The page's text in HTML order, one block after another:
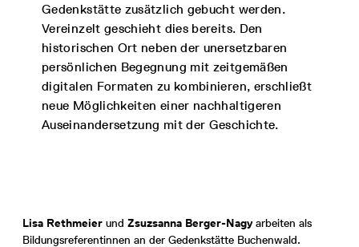
Gedenkstätte zusätzlich gebucht werden.
Vereinzelt geschieht dies bereits. Den
historischen Ort neben der unersetzbaren
persönlichen Begegnung mit zeitgemäßen
digitalen Formaten zu kombinieren, erschließt
neue Möglichkeiten einer nachhaltigeren
Auseinandersetzung mit der Geschichte.
Lisa Rethmeier und Zsuzsanna Berger-Nagy arbeiten als
Bildungsreferentinnen an der Gedenkstätte Buchenwald.